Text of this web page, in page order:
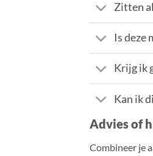
Zitten
Is deze
Krijg ik
Kan ik
Advies of
Combineer je